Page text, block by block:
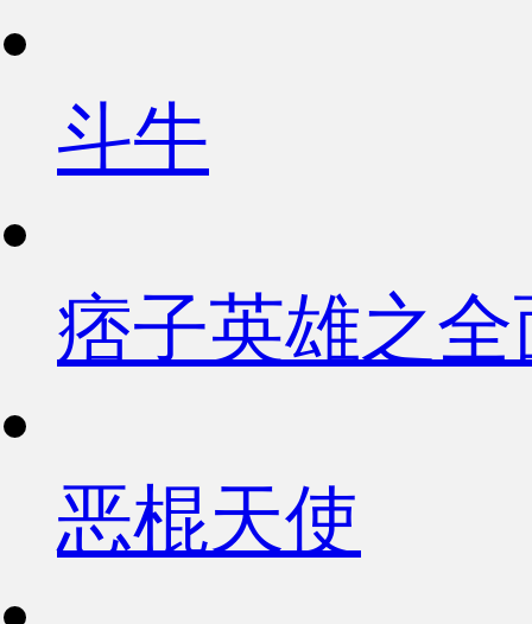
斗牛
痞子英雄之
恶棍天使